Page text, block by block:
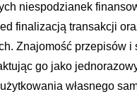
niespodzianek
finalizacją transakcji
Znajomość przepisów i
go jako
własnego